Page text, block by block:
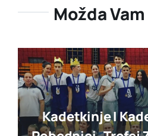
Možda
Kadetkinje I